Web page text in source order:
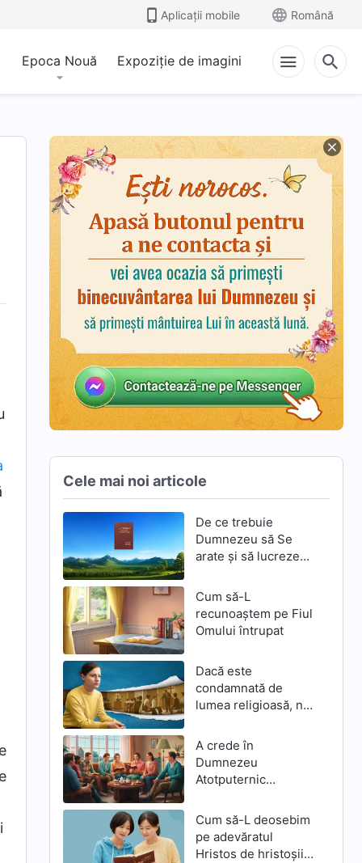
Aplicații mobile Română
Epoca Nouă Expoziție de imagini
Cele mai noi articole
De ce trebuie
Dumnezeu să Se
arate și să lucreze
întrupare în zilele de
pe urmă
Cum să-L
recunoaștem pe Fiul
Omului întrupat
Dacă este
condamnată de
lumea religioasă, nu
A crede în
Dumnezeu
Atotputernic
pe Domnul Isus?
Cum să-L deosebim
pe adevăratul
Hristos de hristoșii